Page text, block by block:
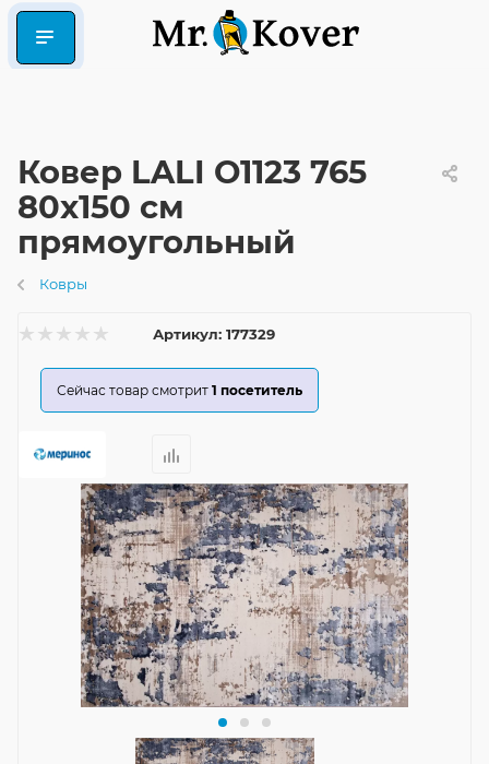
Ковер LALI O1123 765
80x150 см
прямоугольный
Ковры
Артикул: 177329
Сейчас товар смотрит 1 посетитель